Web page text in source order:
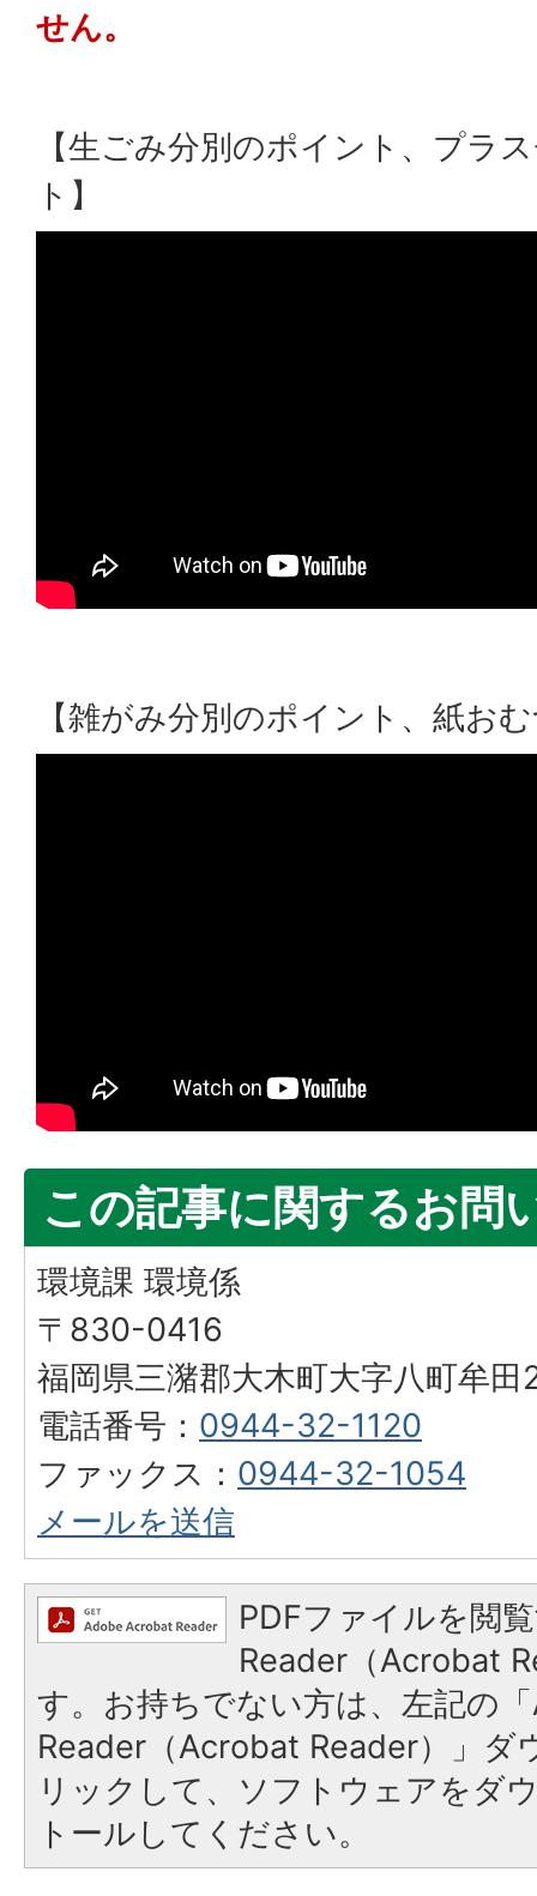
せん。
【生ごみ分別のポイント、プラ
ト】
【雑がみ分別のポイント、紙お
この記事に関するお問
環境課 環境係
〒830-0416
福岡県三潴郡大木町大字八町牟
電話番号： 0944-32-1120
ファックス： 0944-32-1054
メールを送信
PDFファイルを閲
Reader（Acrobat
す。お持ちでない方は、左記の
Reader（Acrobat Reader）」ダ
リックして、ソフトウェアをダ
トールしてください。